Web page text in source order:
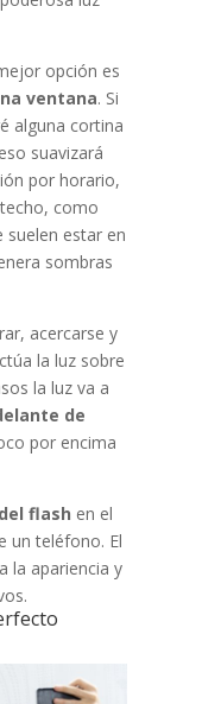
opción es
ventana. Si
alguna cortina
suavizará
por horario,
como
suelen estar en
sombras
acercarse y
la luz sobre
la luz va a
de
por encima
flash en el
un teléfono. El
la apariencia y